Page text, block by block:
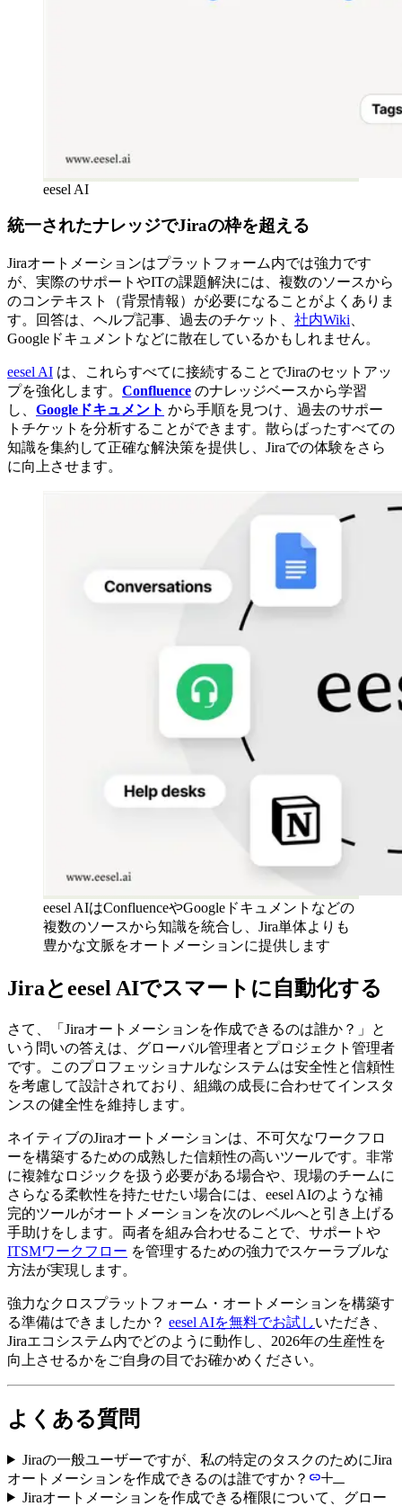
eesel AI
統一されたナレッジでJiraの枠を超える
Jiraオートメーションはプラットフォーム内では強力です
が、実際のサポートやITの課題解決には、複数のソースから
のコンテキスト（背景情報）が必要になることがよくありま
す。回答は、ヘルプ記事、過去のチケット、 社内Wiki
Googleドキュメントなどに散在しているかもしれません。
eesel AI は、これらすべてに接続することでJiraのセットアッ
プを強化します。 Confluence のナレッジベースから学習
し、 Googleドキュメント から手順を見つけ、過去のサポー
トチケットを分析することができます。散らばったすべての
知識を集約して正確な解決策を提供し、Jiraでの体験をさら
に向上させます。
eesel AIはConfluenceやGoogleドキュメントなどの
複数のソースから知識を統合し、Jira単体よりも
豊かな文脈をオートメーションに提供します
Jiraとeesel AIでスマートに自動化する
さて、「Jiraオートメーションを作成できるのは誰か？」と
いう問いの答えは、グローバル管理者とプロジェクト管理者
です。このプロフェッショナルなシステムは安全性と信頼性
を考慮して設計されており、組織の成長に合わせてインスタ
ンスの健全性を維持します。
ネイティブのJiraオートメーションは、不可欠なワークフロ
ーを構築するための成熟した信頼性の高いツールです。非常
に複雑なロジックを扱う必要がある場合や、現場のチームに
さらなる柔軟性を持たせたい場合には、eesel AIのような補
完的ツールがオートメーションを次のレベルへと引き上げる
手助けをします。両者を組み合わせることで、サポートや
ITSMワークフロー を管理するための強力でスケーラブルな
方法が実現します。
強力なクロスプラットフォーム・オートメーションを構築す
る準備はできましたか？ eesel AIを無料でお試しいただき、
Jiraエコシステム内でどのように動作し、2026年の生産性を
向上させるかをご自身の目でお確かめください。
よくある質問
Jiraの一般ユーザーですが、私の特定のタスクのためにJira
オートメーションを作成できるのは誰ですか？
Jiraオートメーションを作成できる権限について、グロー